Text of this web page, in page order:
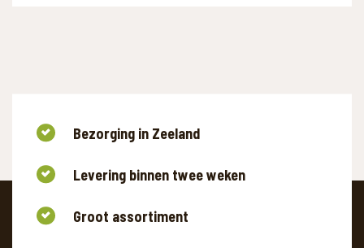
Bezorging in Zeeland
Levering binnen twee weken
Groot assortiment